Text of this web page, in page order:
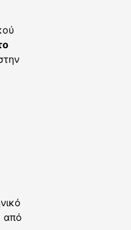
από